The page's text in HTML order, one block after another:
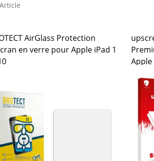
AirGlass Protection
en verre pour Apple iPad 1
Apple